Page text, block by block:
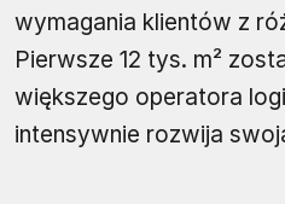
wymagania klientów z
Pierwsze 12 tys. m²
większego operatora
intensywnie rozwija